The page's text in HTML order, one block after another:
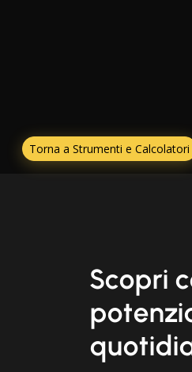
Torna a Strumenti e Calcolatori
Scopri